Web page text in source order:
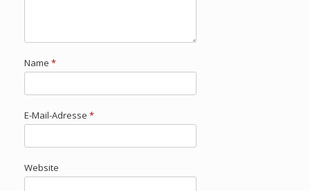
Name *
E-Mail-Adresse *
Website